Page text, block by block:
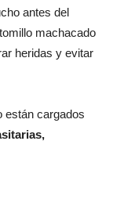
antes del
machacado
heridas y evitar
están cargados